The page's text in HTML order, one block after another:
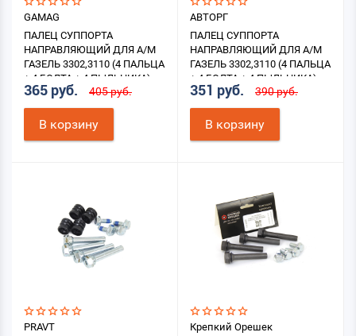
GAMAG
ПАЛЕЦ СУППОРТА
НАПРАВЛЯЮЩИЙ ДЛЯ А/М
ГАЗЕЛЬ 3302,3110 (4 ПАЛЬЦА
+ 4 БОЛТА + 4 ПЫЛЬНИКА)
365 руб. 405 руб.
В корзину
АВТОРГ
ПАЛЕЦ СУППОРТА
НАПРАВЛЯЮЩИЙ ДЛЯ А/М
ГАЗЕЛЬ 3302,3110 (4 ПАЛЬЦА
+ 4 БОЛТА + 4 ПЫЛЬНИКА)
351 руб. 390 руб.
В корзину
PRAVT
Крепкий Орешек